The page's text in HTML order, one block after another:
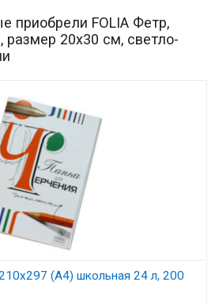
приобрели FOLIA Фетр,
размер 20х30 см, светло-
(А4) школьная 24 л, 200